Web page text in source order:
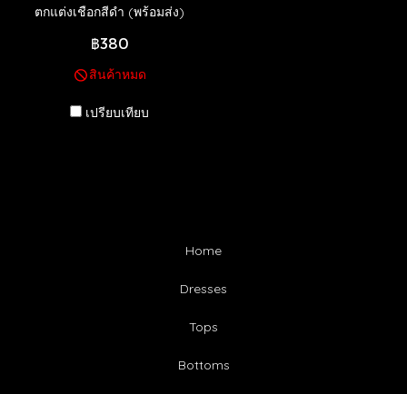
ตกแต่งเชือกสีดำ (พร้อมส่ง)
฿380
สินค้าหมด
เปรียบเทียบ
Home
Dresses
Tops
Bottoms